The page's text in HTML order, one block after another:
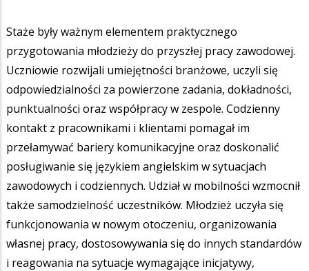
Staże były ważnym elementem praktycznego
przygotowania młodzieży do przyszłej pracy zawodowej.
Uczniowie rozwijali umiejętności branżowe, uczyli się
odpowiedzialności za powierzone zadania, dokładności,
punktualności oraz współpracy w zespole. Codzienny
kontakt z pracownikami i klientami pomagał im
przełamywać bariery komunikacyjne oraz doskonalić
posługiwanie się językiem angielskim w sytuacjach
zawodowych i codziennych. Udział w mobilności wzmocnił
także samodzielność uczestników. Młodzież uczyła się
funkcjonowania w nowym otoczeniu, organizowania
własnej pracy, dostosowywania się do innych standardów
i reagowania na sytuacje wymagające inicjatywy,